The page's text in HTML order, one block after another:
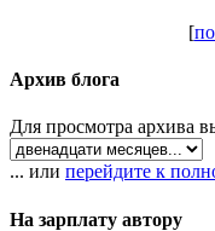
[
Архив блога
Для просмотра архива
... или перейдите к
На зарплату автору